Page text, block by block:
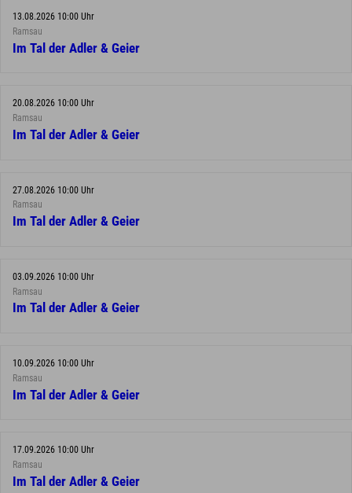
13.08.2026 10:00 Uhr
Ramsau
Im Tal der Adler & Geier
20.08.2026 10:00 Uhr
Ramsau
Im Tal der Adler & Geier
27.08.2026 10:00 Uhr
Ramsau
Im Tal der Adler & Geier
03.09.2026 10:00 Uhr
Ramsau
Im Tal der Adler & Geier
10.09.2026 10:00 Uhr
Ramsau
Im Tal der Adler & Geier
17.09.2026 10:00 Uhr
Ramsau
Im Tal der Adler & Geier